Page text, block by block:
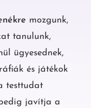
mozgunk,
tanulunk,
ügyesednek,
és játékok
testtudat
javítja a